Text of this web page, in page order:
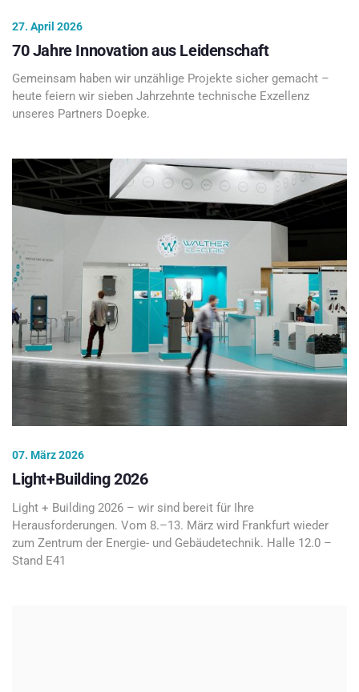
27. April 2026
70 Jahre Innovation aus Leidenschaft
Gemeinsam haben wir unzählige Projekte sicher gemacht –
heute feiern wir sieben Jahrzehnte technische Exzellenz
unseres Partners Doepke.
07. März 2026
Light+Building 2026
Light + Building 2026 – wir sind bereit für Ihre
Herausforderungen. Vom 8.–13. März wird Frankfurt wieder
zum Zentrum der Energie- und Gebäudetechnik. Halle 12.0 –
Stand E41